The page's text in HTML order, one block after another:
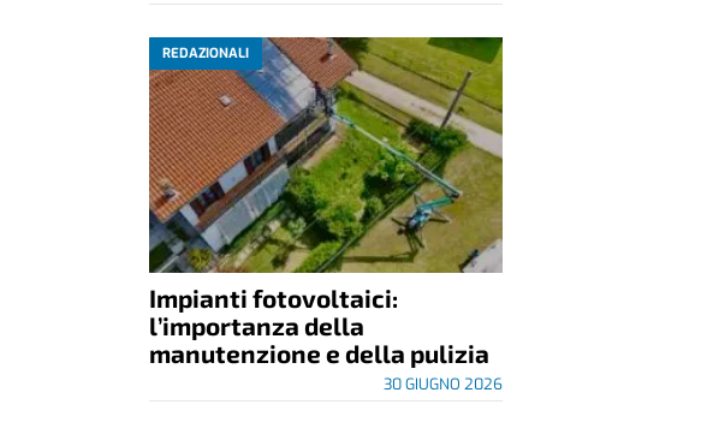
REDAZIONALI
Impianti fotovoltaici:
l’importanza della
manutenzione e della pulizia
30 GIUGNO 2026